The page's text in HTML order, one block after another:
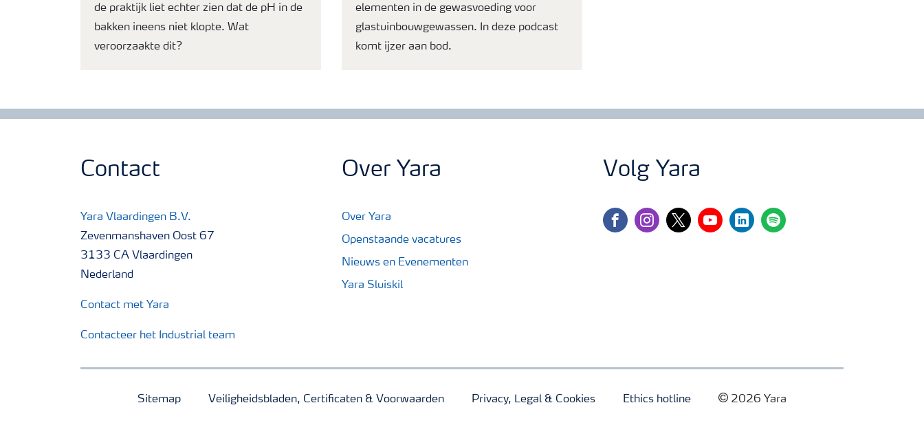
de praktijk liet echter zien dat de pH in de
bakken ineens niet klopte. Wat
veroorzaakte dit?
elementen in de gewasvoeding voor
glastuinbouwgewassen. In deze podcast
komt ijzer aan bod.
Contact
Yara Vlaardingen B.V.
Zevenmanshaven Oost 67
3133 CA Vlaardingen
Nederland
Contact met Yara
Contacteer het Industrial team
Over Yara
Over Yara
Openstaande vacatures
Nieuws en Evenementen
Yara Sluiskil
Volg Yara
facebookinstagram
twitteryoutubelinkedinspotify
Sitemap Veiligheidsbladen, Certificaten & Voorwaarden Privacy, Legal & Cookies Ethics hotline 2026 Yara